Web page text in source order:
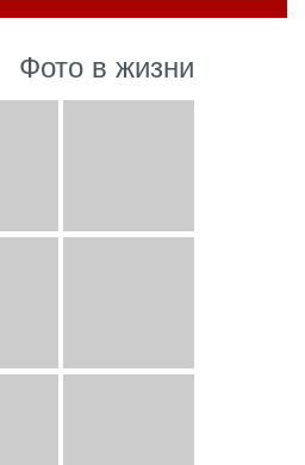
Фото в жизни